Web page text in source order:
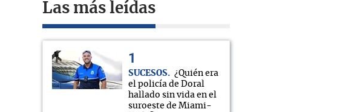
Las más leídas
SUCESOS
¿Quién era
el policía de Doral
hallado sin vida en el
suroeste de Miami-